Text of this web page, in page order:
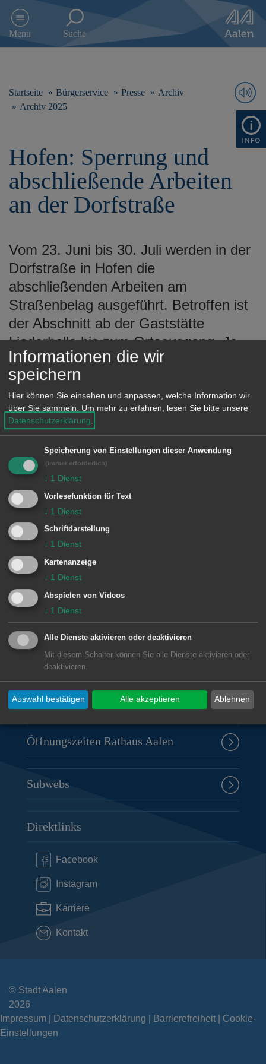
e
n
Menu Suche
Startseite Bürgerservice Presse
Archiv
Archiv 2025
Hofen: Sperrung und
abschließende Arbeiten
an der Dorfstraße
Vom 23. Juni bis 30. Juli werden in der
Dorfstraße in Hofen die
abschließenden Arbeiten am
Straßenbelag ausgeführt. Betroffen ist
der Abschnitt ab der Gaststätte
Liederhalle bis zum Ortsausgang. Je
nach Baufortschritt können Teile der
Dorfstraße in diesem Zeitraum nicht
angefahren werden. Die betroffenen
Anwohner werden rechtzeitig
benachrichtigt.
PNr. 349/2025
© Stadt Aalen, 12.06.2025
Unsere Anschrift
Rathaus Aalen
Marktplatz 30
07361 52-0
presseamt@aalen.de
Öffnungszeiten Rathaus Aalen
Subwebs
Direktlinks
Facebook
Instagram
Karriere
Kontakt
© Stadt Aalen
2026
Impressum
Datenschutzerklärung Barrierefreiheit
Cookie-
Einstellungen
Informationen die wir
speichern
Hier können Sie einsehen und anpassen, welche Information wir
über Sie sammeln.
Um mehr zu erfahren, lesen Sie bitte unsere
Datenschutzerklärung
Speicherung von Einstellungen dieser Anwendung
(immer erforderlich)
↓ 1 Dienst
Vorlesefunktion für Text
↓ 1 Dienst
Schriftdarstellung
↓ 1 Dienst
Kartenanzeige
↓ 1 Dienst
Abspielen von Videos
↓ 1 Dienst
Alle Dienste aktivieren oder deaktivieren
Mit diesem Schalter können Sie alle Dienste aktivieren oder
deaktivieren.
Ablehnen
Auswahl bestätigen Alle akzeptieren